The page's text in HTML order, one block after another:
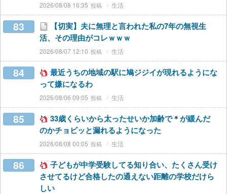
2026/08/08 16:35 生活
83
【切実】夫に無理と言われた私の7年の無視生
活、その理由がコレｗｗｗ
2026/08/07 12:10 生活
84
最近うちの地域の駅に鳩ジジイが現れるようにな
って嫌になるわ
2026/08/06 09:05 生活
85
33歳くらいから太ったせいか加齢で＊が緩んだ
のかチョビッと漏れるようになった
2026/08/08 00:05 生活
86
子どもが中学受験してる知り合い、たくさん受け
させてるけど合格したの通えない距離の学校だけら
しい